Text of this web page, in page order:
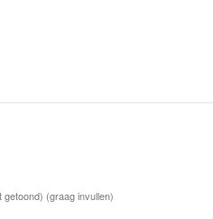
getoond) (graag invullen)